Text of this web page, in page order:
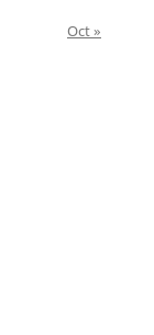
Oct »